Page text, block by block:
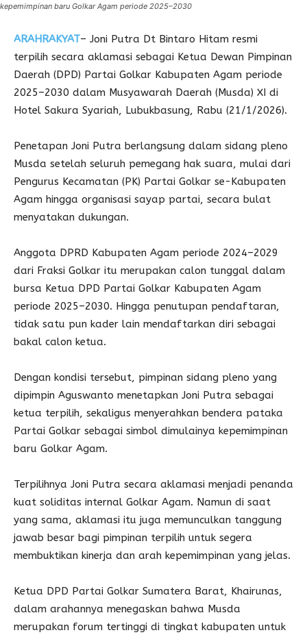
kepemimpinan baru Golkar Agam periode 2025–2030
ARAHRAKYAT– Joni Putra Dt Bintaro Hitam resmi
terpilih secara aklamasi sebagai Ketua Dewan Pimpinan
Daerah (DPD) Partai Golkar Kabupaten Agam periode
2025–2030 dalam Musyawarah Daerah (Musda) XI di
Hotel Sakura Syariah, Lubukbasung, Rabu (21/1/2026).
Penetapan Joni Putra berlangsung dalam sidang pleno
Musda setelah seluruh pemegang hak suara, mulai dari
Pengurus Kecamatan (PK) Partai Golkar se-Kabupaten
Agam hingga organisasi sayap partai, secara bulat
menyatakan dukungan.
Anggota DPRD Kabupaten Agam periode 2024–2029
dari Fraksi Golkar itu merupakan calon tunggal dalam
bursa Ketua DPD Partai Golkar Kabupaten Agam
periode 2025–2030. Hingga penutupan pendaftaran,
tidak satu pun kader lain mendaftarkan diri sebagai
bakal calon ketua.
Dengan kondisi tersebut, pimpinan sidang pleno yang
dipimpin Aguswanto menetapkan Joni Putra sebagai
ketua terpilih, sekaligus menyerahkan bendera pataka
Partai Golkar sebagai simbol dimulainya kepemimpinan
baru Golkar Agam.
Terpilihnya Joni Putra secara aklamasi menjadi penanda
kuat soliditas internal Golkar Agam. Namun di saat
yang sama, aklamasi itu juga memunculkan tanggung
jawab besar bagi pimpinan terpilih untuk segera
membuktikan kinerja dan arah kepemimpinan yang jelas.
Ketua DPD Partai Golkar Sumatera Barat, Khairunas,
dalam arahannya menegaskan bahwa Musda
merupakan forum tertinggi di tingkat kabupaten untuk